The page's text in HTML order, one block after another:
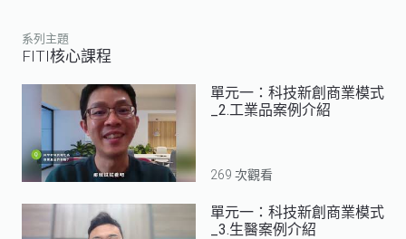
系列主題
FITI核心課程
單元一：科技新創商業模式
_2.工業品案例介紹
269 次觀看
單元一：科技新創商業模式
_3.生醫案例介紹